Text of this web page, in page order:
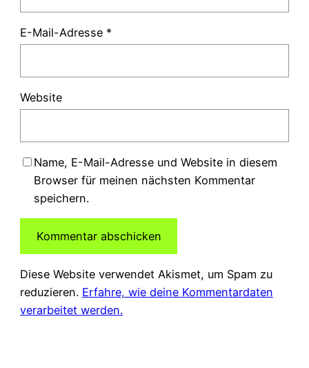
E-Mail-Adresse *
Website
Name, E-Mail-Adresse und Website in diesem
Browser für meinen nächsten Kommentar
speichern.
Diese Website verwendet Akismet, um Spam zu
reduzieren. Erfahre, wie deine Kommentardaten
verarbeitet werden.